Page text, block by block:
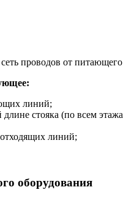
проводов от
линий;
стояка (по всем
линий;
оборудования